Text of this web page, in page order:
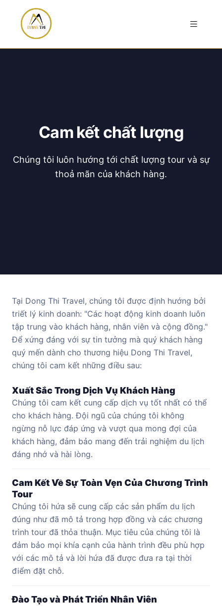
Cam kết chất lượng
Chúng tôi luôn hướng tới chất lượng tour và sự
thoả mãn của khách hàng.
Tại Dong Thi Travel, chúng tôi được định hướng bởi
triết lý kinh doanh: "Các hoạt động kinh doanh luôn
tập trung vào khách hàng, nhân viên và cộng đồng."
Để xứng đáng với sự tin tưởng mà quý khách hàng
quý mến dành cho thương hiệu Dong Thi Travel,
chúng tôi cam kết những điều sau:
Xuất Sắc Trong Dịch Vụ Khách Hàng
Chúng tôi cam kết cung cấp dịch vụ tốt nhất có thể
cho khách hàng. Đội ngũ của chúng tôi không
ngừng nỗ lực đáp ứng và vượt qua mong đợi của
khách hàng, đảm bảo mang đến trải nghiệm du lịch
đáng nhớ và hài lòng.
Cam Kết Về Sự Toàn Vẹn Của Chương Trình
Tour
Chúng tôi hứa sẽ cung cấp các sản phẩm du lịch
đúng như đã mô tả trong hợp đồng và các chương
trình tour đã thỏa thuận. Mục tiêu của chúng tôi là
đảm bảo mọi khía cạnh của hành trình đều phù hợp
với các mô tả và lời hứa đã được đưa ra tại thời
điểm đặt chỗ.
Đào Tạo và Phát Triển Nhân Viên